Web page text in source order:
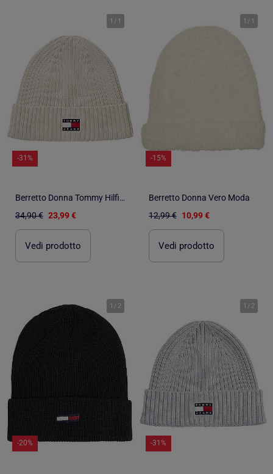
1 / 1
-31%
Berretto Donna Tommy Hilfiger
34,90 € 23,99 €
Vedi prodotto
1 / 1
-15%
Berretto Donna Vero Moda
12,99 € 10,99 €
Vedi prodotto
1 / 2
-20%
1 / 2
-31%